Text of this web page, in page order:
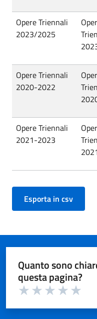
Opere Triennali
2023/2025
Opere Triennali
2020-2022
Opere Triennali
2021-2023
Quanto sono
questa pagina?